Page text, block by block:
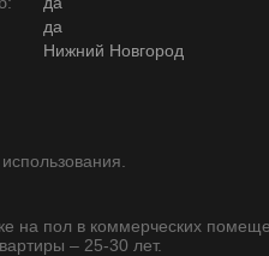
да
Нижний Новгород
на пол в коммерческих
– 25-30 лет.